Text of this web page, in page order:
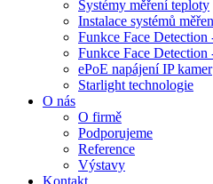
Systémy měření teploty
Instalace systémů
Funkce Face Detection
Funkce Face Detection
ePoE napájení IP kamer
Starlight technologie
O nás
O firmě
Podporujeme
Reference
Výstavy